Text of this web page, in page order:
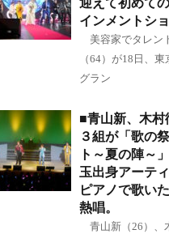
迎えて初めて
インメントシ
美容家でタレン
（64）が18日、
グラン
■青山新、木村
３組が「歌の
ト～夏の陣～
玉出身アーテ
ピアノで歌い
熱唱。
青山新（26）、